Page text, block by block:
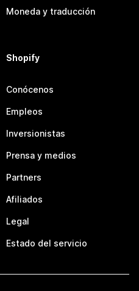
Moneda y traducción
Shopify
Conócenos
Empleos
Inversionistas
Prensa y medios
Partners
Afiliados
Legal
Estado del servicio